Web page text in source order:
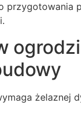
przygotowania
żelaznej